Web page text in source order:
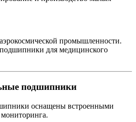
промышленности.
для медицинского
подшипники
оснащены встроенными